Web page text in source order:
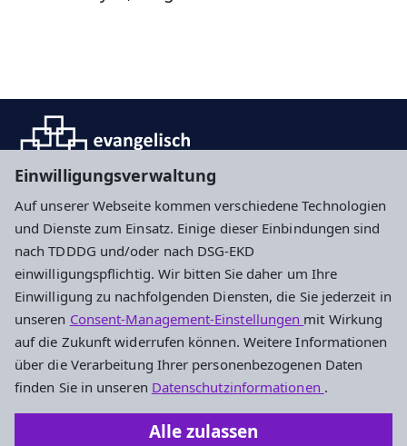
Einwilligungsverwaltung
Auf unserer Webseite kommen verschiedene Technologien
und Dienste zum Einsatz. Einige dieser Einbindungen sind
nach TDDDG und/oder nach DSG-EKD
einwilligungspflichtig. Wir bitten Sie daher um Ihre
Einwilligung zu nachfolgenden Diensten, die Sie jederzeit in
unseren Consent-Management-Einstellungen mit Wirkung
auf die Zukunft widerrufen können. Weitere Informationen
über die Verarbeitung Ihrer personenbezogenen Daten
finden Sie in unseren Datenschutzinformationen .
Alle zulassen
Impressum Datenschutz Cookie-Einstellungen
Adresse
Rechnungsprüfungsamt der EKHN
Elisabethenstraße 51
64283 Darmstadt
Telefon 06151 / 3635-0